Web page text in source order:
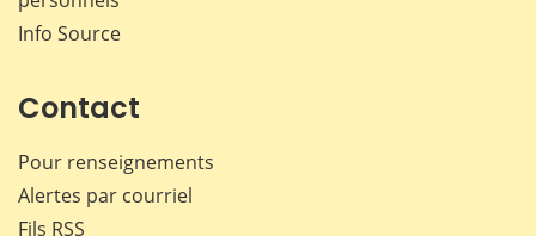
Info Source
Contact
Pour renseignements
Alertes par courriel
Fils RSS